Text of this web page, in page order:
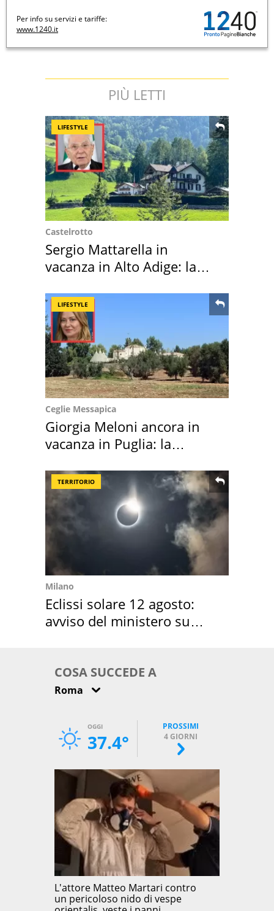
Per info su servizi e tariffe:
www.1240.it
PIÙ LETTI
LIFESTYLE
Castelrotto
Sergio Mattarella in
vacanza in Alto Adige: la
LIFESTYLE
Ceglie Messapica
Giorgia Meloni ancora in
vacanza in Puglia: la
TERRITORIO
Milano
Eclissi solare 12 agosto:
avviso del ministero su